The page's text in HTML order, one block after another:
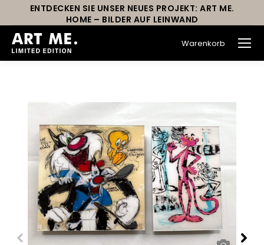
ENTDECKEN SIE UNSER NEUES PROJEKT: ART ME.
HOME – BILDER AUF LEINWAND
Warenkorb